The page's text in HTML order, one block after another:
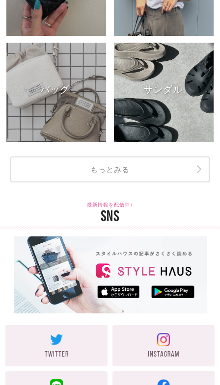
バッグ サンダル
もっとみる
最新情報を配信中♪
SNS
TWITTER INSTAGRAM